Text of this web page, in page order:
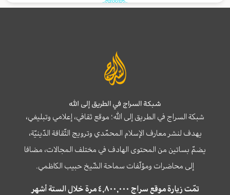
شبكة السراج في الطريق إلى الله
شبكة السراج في الطريق إلى الله؛ موقع ثقافي، إعلامي وتبليغي،
يهدف لنشر معارف الإسلام المحمّدي وترويج الثّقافة الدّينيّة،
يضمّ بساتين من المحتوى الهادف في مختلف المجالات، مضافا
إلى محاضرات ومؤلّفات سماحة الشّيخ حبيب الكاظمي.
تمّت زيارة موقع سراج ٤,٨٠٠,٠٠٠ مرة خلال الستة أشهر